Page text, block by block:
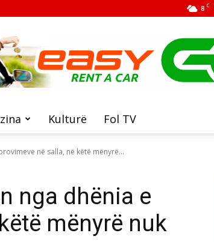
8 C
Kulturë Fol TV
në salla, në këtë mënyrë...
nga dhënia e
mënyrë nuk